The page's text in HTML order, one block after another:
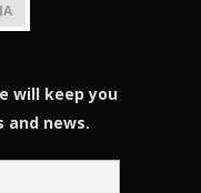
will keep you
and news.